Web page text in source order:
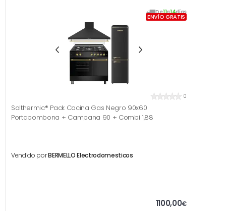
De11a14días
ENVÍO GRATIS
0
Solthermic® Pack Cocina Gas Negro 90x60
Portabombona + Campana 90 + Combi 1,88
Vendido porBERMELLO Electrodomesticos
1100,00€